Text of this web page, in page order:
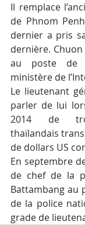
Il remplace
de Phnom
dernier a pris
dernière.
au poste de
ministère de
Le lieutenant
parler de lui
2014 de
thaïlandais
de dollars US
En septembre
de chef de la
Battambang au
de la police
grade de